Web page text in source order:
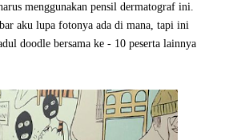
menggunakan pensil dermatograf ini.
aku lupa fotonya ada di mana, tapi ini
doodle bersama ke - 10 peserta lainnya